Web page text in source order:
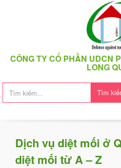
CÔNG TY CỔ PHẦN UDCN
LONG
Tìm
Dịch vụ diệt mối ở
diệt mối từ A – Z